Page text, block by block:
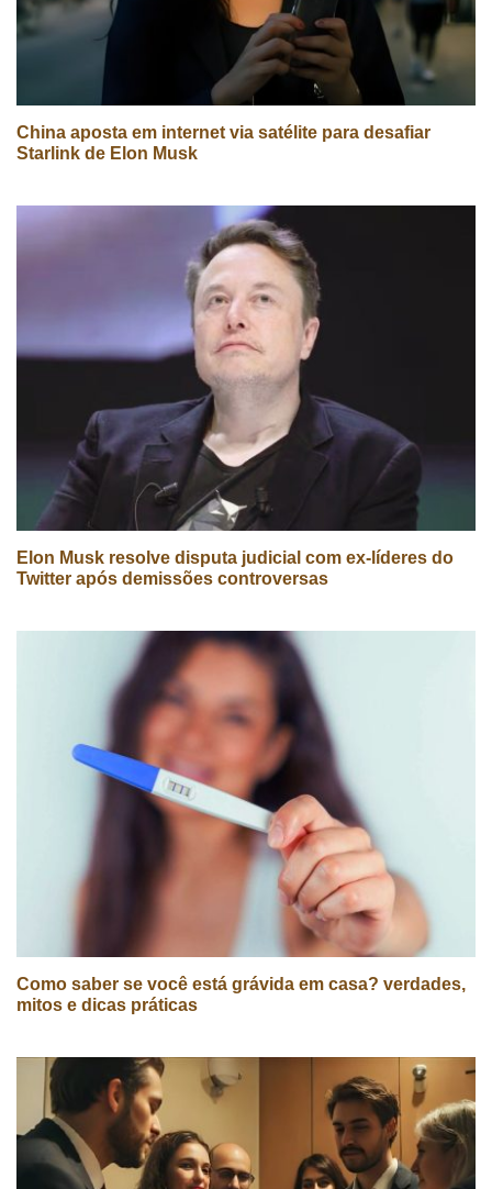
China aposta em internet via satélite para desafiar
Starlink de Elon Musk
Elon Musk resolve disputa judicial com ex-líderes do
Twitter após demissões controversas
Como saber se você está grávida em casa? verdades,
mitos e dicas práticas